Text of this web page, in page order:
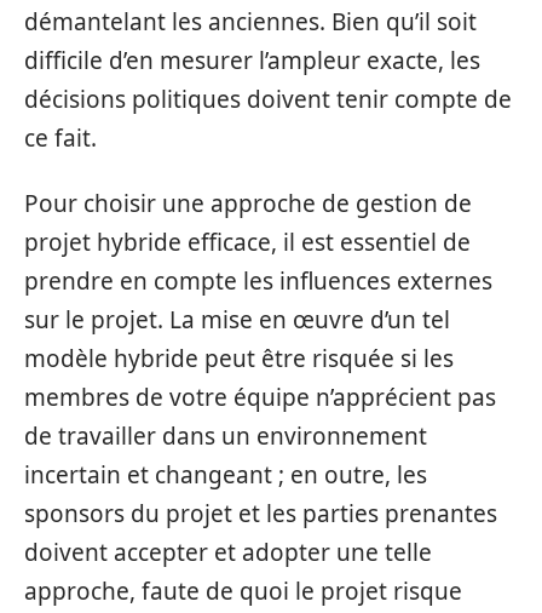
démantelant les anciennes. Bien qu’il soit
difficile d’en mesurer l’ampleur exacte, les
décisions politiques doivent tenir compte de
ce fait.
Pour choisir une approche de gestion de
projet hybride efficace, il est essentiel de
prendre en compte les influences externes
sur le projet. La mise en œuvre d’un tel
modèle hybride peut être risquée si les
membres de votre équipe n’apprécient pas
de travailler dans un environnement
incertain et changeant ; en outre, les
sponsors du projet et les parties prenantes
doivent accepter et adopter une telle
approche, faute de quoi le projet risque